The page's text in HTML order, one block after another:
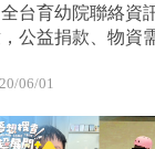
台育幼院聯絡資
公益捐款、物資
06/01